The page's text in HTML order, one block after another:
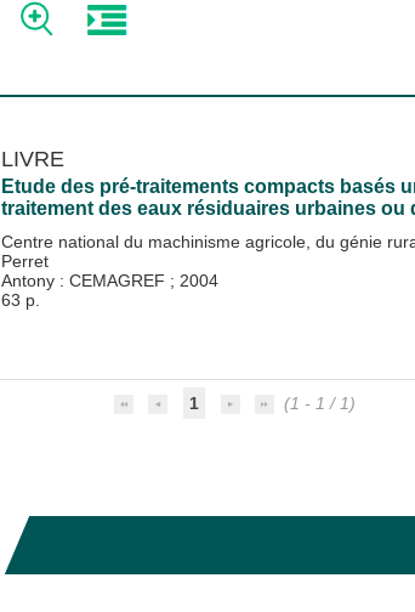
LIVRE
Etude des pré-traitements compacts basés
traitement des eaux résiduaires urbaines ou
Centre national du machinisme agricole, du génie
Perret
Antony : CEMAGREF ; 2004
63 p.
1 (1 - 1 / 1)